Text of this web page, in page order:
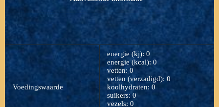
Voedingswaarde
energie (kj): 0
energie (kcal): 0
vetten: 0
vetten (verzadigd): 0
koolhydraten: 0
suikers: 0
vezels: 0